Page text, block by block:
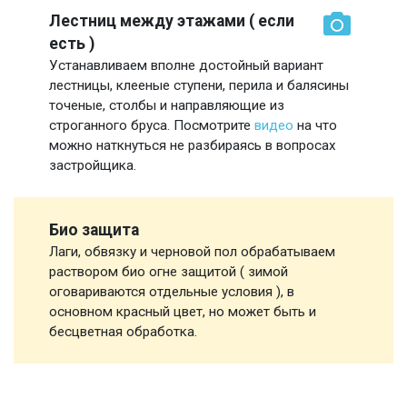
Лестниц между этажами ( если
есть )
Устанавливаем вполне достойный вариант
лестницы, клееные ступени, перила и балясины
точеные, столбы и направляющие из
строганного бруса. Посмотрите видео на что
можно наткнуться не разбираясь в вопросах
застройщика.
Био защита
Лаги, обвязку и черновой пол обрабатываем
раствором био огне защитой ( зимой
оговариваются отдельные условия ), в
основном красный цвет, но может быть и
бесцветная обработка.